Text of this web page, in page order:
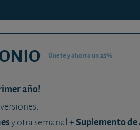
Únete y ahorra un 35%
año!
y otra semanal +Suplemento de